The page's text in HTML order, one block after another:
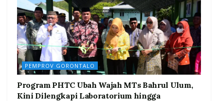
PEMPROV GORONTALO
Program PHTC Ubah Wajah MTs Bahrul Ulum,
Kini Dilengkapi Laboratorium hingga